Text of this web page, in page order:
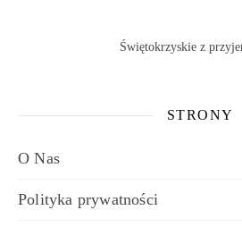
Świętokrzyskie z
STRONY
O Nas
Polityka prywatności